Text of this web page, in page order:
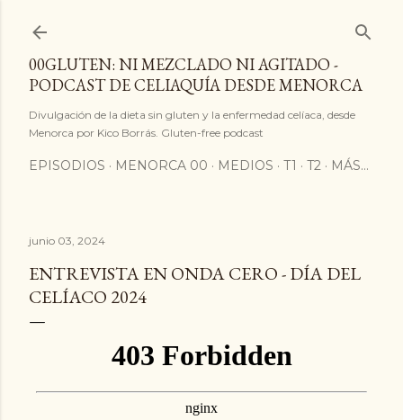
00GLUTEN: NI MEZCLADO NI AGITADO -
PODCAST DE CELIAQUÍA DESDE MENORCA
Divulgación de la dieta sin gluten y la enfermedad celíaca, desde
Menorca por Kico Borrás. Gluten-free podcast
EPISODIOS MENORCA 00 MEDIOS T1 T2 MÁS…
junio 03, 2024
ENTREVISTA EN ONDA CERO - DÍA DEL
CELÍACO 2024